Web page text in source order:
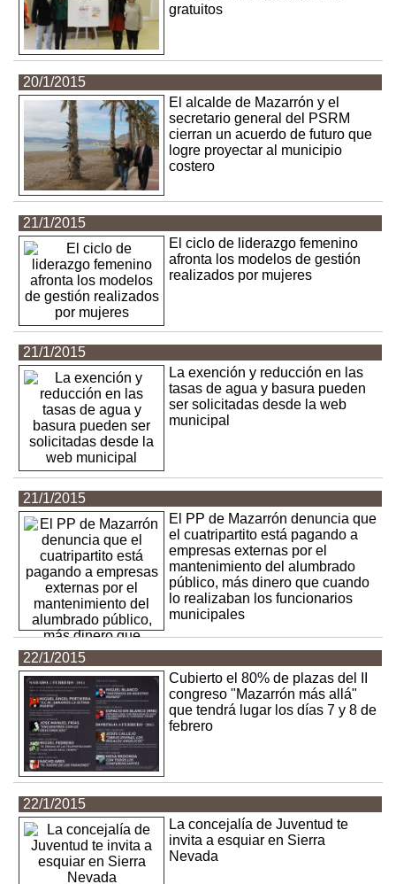
gratuitos
20/1/2015
El alcalde de Mazarrón y el
secretario general del PSRM
cierran un acuerdo de futuro que
logre proyectar al municipio
costero
21/1/2015
El ciclo de liderazgo femenino
afronta los modelos de gestión
realizados por mujeres
21/1/2015
La exención y reducción en las
tasas de agua y basura pueden
ser solicitadas desde la web
municipal
21/1/2015
El PP de Mazarrón denuncia que
el cuatripartito está pagando a
empresas externas por el
mantenimiento del alumbrado
público, más dinero que cuando
lo realizaban los funcionarios
municipales
22/1/2015
Cubierto el 80% de plazas del II
congreso "Mazarrón más allá"
que tendrá lugar los días 7 y 8 de
febrero
22/1/2015
La concejalía de Juventud te
invita a esquiar en Sierra
Nevada